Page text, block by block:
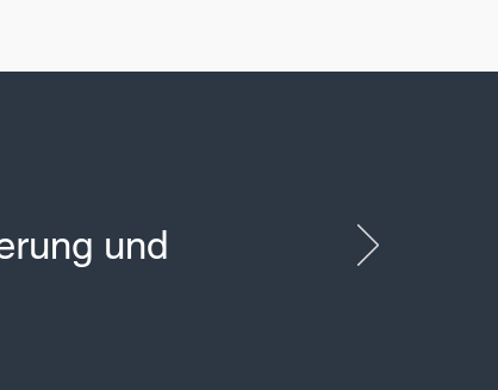
Arztpraxis
und